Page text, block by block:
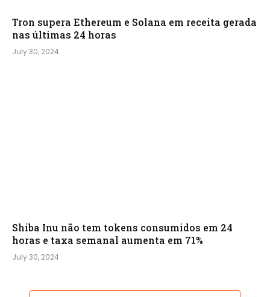
Tron supera Ethereum e Solana em receita gerada
nas últimas 24 horas
July 30, 2024
Shiba Inu não tem tokens consumidos em 24
horas e taxa semanal aumenta em 71%
July 30, 2024